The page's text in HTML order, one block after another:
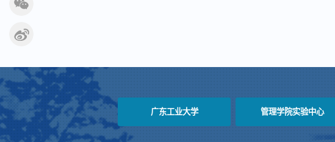
广东工业大学 管理学院实验中心